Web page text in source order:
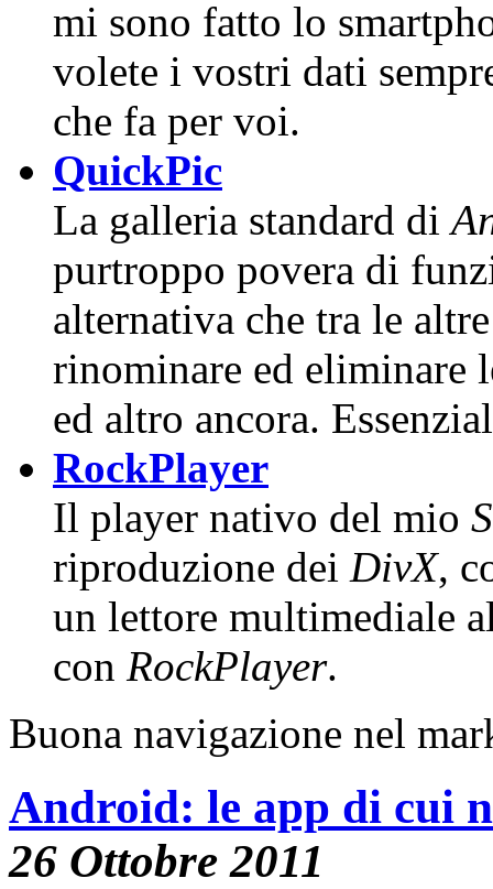
mi sono fatto lo
volete i vostri dati
che fa per voi.
QuickPic
La galleria standard di
purtroppo povera di
alternativa che tra le
rinominare ed eliminare
ed altro ancora.
RockPlayer
Il player nativo del mio
riproduzione dei DivX,
un lettore multimediale
con RockPlayer.
Buona navigazione nel
Android: le app di cui
26 Ottobre 2011